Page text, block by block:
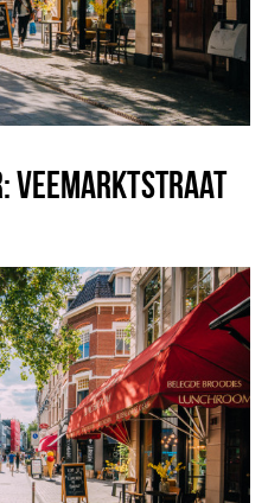
VEEMARKTSTRAAT